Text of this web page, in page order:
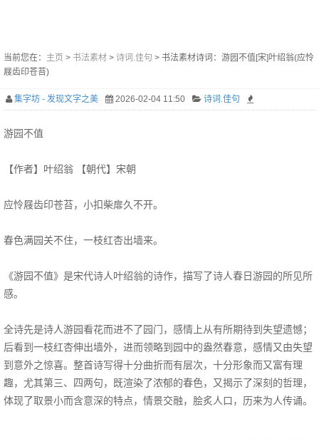
当前您在： 主页 > 书法素材 > 诗词.佳句 > 书法素材诗词：游园不值[宋]叶绍翁(应怜
屐齿印苍苔)
集字坊 - 发现文字之美 2026-02-04 11:50 诗词.佳句
游园不值
【作者】叶绍翁 【朝代】宋朝
应怜屐齿印苍苔，小扣柴扉久不开。
春色满园关不住，一枝红杏出墙来。
《游园不值》是宋代诗人叶绍翁的诗作，描写了诗人春日游园的所见所
感。
全诗先是诗人游园看花而进不了园门，感情上从有所期待到失望遗憾；
后看到一枝红杏伸出墙外，进而领略到园中的盎然春意，感情又由失望
到意外之惊喜。整首诗写得十分曲折而有层次，十分形象而又富有理
趣，尤其第三、四两句，既渲染了浓郁的春色，又揭示了深刻的哲理，
体现了取景小而含意深的特点，情景交融，脍炙人口，历来为人传诵。